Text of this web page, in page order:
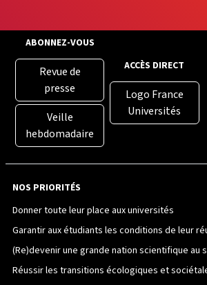
ABONNEZ-VOUS
Revue de
presse
Veille
hebdomadaire
ACCÈS DIRECT
Logo France
Universités
NOS PRIORITÉS
Donner toute leur place aux universités
Garantir aux étudiants les conditions de leur
(Re)devenir une grande nation scientifique au
Réussir les transitions écologiques et